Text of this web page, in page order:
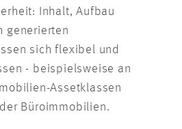
Inhalt, Aufbau
generierten
sich flexibel und
- beispielsweise an
Assetklassen
Büroimmobilien.